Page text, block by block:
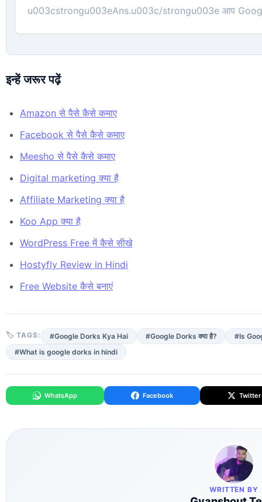
u003cstrongu003eAns.u003c/strongu003e आप
इन्हें जरूर पढ़ें
Amazon से पैसे कैसे कमाए
Facebook से पैसे कैसे कमाए
Meesho से पैसे कैसे कमाए
Digital marketing क्या है
Affiliate Marketing क्या है
Koo App क्या है
WordPress Free में कैसे सीखे
Hostyfly Review in Hindi
Free Website कैसे बनाएं
🏷 TAGS: #Google Dorks Kya Hai #Google Dorks क्या है?
#Is
#What is google dorks in hindi
WhatsApp Facebook Twitter
WRITTEN BY